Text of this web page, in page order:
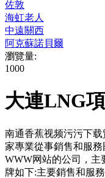
佐敦
海虹老人
中遠關西
阿克蘇諾貝爾
瀏覽量:
1000
大連LNG
南通香蕉视频污污下载貿
家專業從事銷售和服
WWW网站的公司
牌如下:主要銷售和服務